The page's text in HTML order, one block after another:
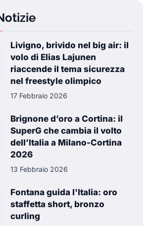
Livigno, brivido nel big air: il
volo di Elias Lajunen
riaccende il tema sicurezza
nel freestyle olimpico
17 Febbraio 2026
Brignone d’oro a Cortina: il
SuperG che cambia il volto
dell’Italia a Milano-Cortina
2026
13 Febbraio 2026
Fontana guida l'Italia: oro
staffetta short, bronzo
curling